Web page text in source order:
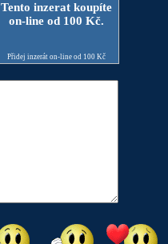
Tento inzerat koupíte
on-line od 100 Kč.
Přidej inzerát on-line od 100 Kč